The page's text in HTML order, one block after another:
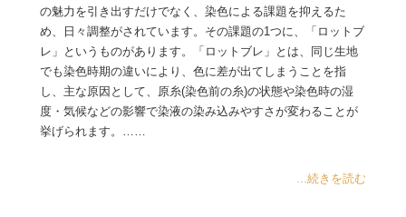
の魅力を引き出すだけでなく、染色による課題を抑えるた
め、日々調整がされています。その課題の1つに、「ロットブ
レ」というものがあります。「ロットブレ」とは、同じ生地
でも染色時期の違いにより、色に差が出てしまうことを指
し、主な原因として、原糸(染色前の糸)の状態や染色時の湿
度・気候などの影響で染液の染み込みやすさが変わることが
挙げられます。……
...続きを読む